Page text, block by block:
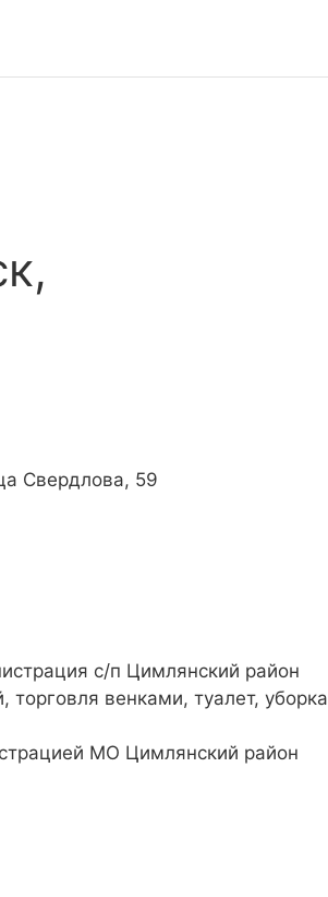
Свердлова, 59
с/п Цимлянский район
торговля венками, туалет, уборка
МО Цимлянский район